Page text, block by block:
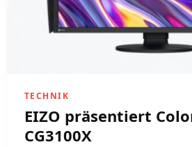
TECHNIK
EIZO präsentiert
CG3100X